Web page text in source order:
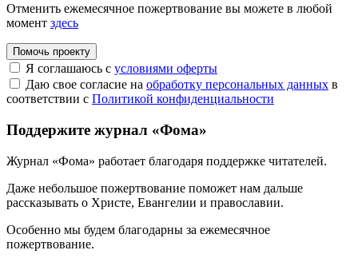
Отменить ежемесячное пожертвование вы можете в любой
момент здесь
Помочь проекту
Я соглашаюсь с условиями оферты
Даю свое согласие на обработку персональных данных в
соответствии с Политикой конфиденциальности
Поддержите журнал «Фома»
Журнал «Фома» работает благодаря поддержке читателей.
Даже небольшое пожертвование поможет нам дальше
рассказывать о Христе, Евангелии и православии.
Особенно мы будем благодарны за ежемесячное
пожертвование.